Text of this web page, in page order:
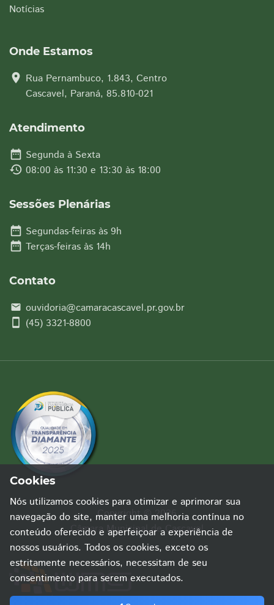
Notícias
Onde Estamos
location_on Rua Pernambuco, 1.843, Centro
Cascavel, Paraná, 85.810-021
Atendimento
date_range Segunda à Sexta
history 08:00 às 11:30 e 13:30 às 18:00
Sessões Plenárias
date_range Segundas-feiras às 9h
date_range Terças-feiras às 14h
Contato
email ouvidoria@camaracascavel.pr.gov.br
smartphone (45) 3321-8800
Copyright © 2026
Câmara Municipal de Cascavel
Cookies
Nós utilizamos cookies para otimizar e aprimorar sua
navegação do site, manter uma melhoria contínua no
conteúdo oferecido e aperfeiçoar a experiência de
nossos usuários. Todos os cookies, exceto os
estritamente necessários, necessitam de seu
consentimento para serem executados.